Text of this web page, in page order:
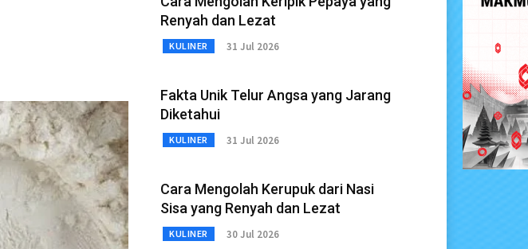
Renyah dan Lezat
KULINER 31 Jul 2026
Fakta Unik Telur Angsa yang Jarang
Diketahui
KULINER 31 Jul 2026
Cara Mengolah Kerupuk dari Nasi
Sisa yang Renyah dan Lezat
KULINER 30 Jul 2026